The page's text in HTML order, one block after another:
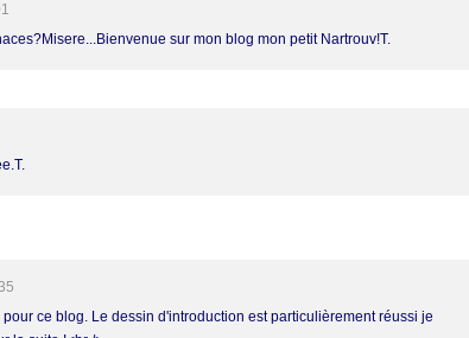
sur mon blog mon petit Nartrouv!T.
ce blog. Le dessin d'introduction est particulièrement réussi je